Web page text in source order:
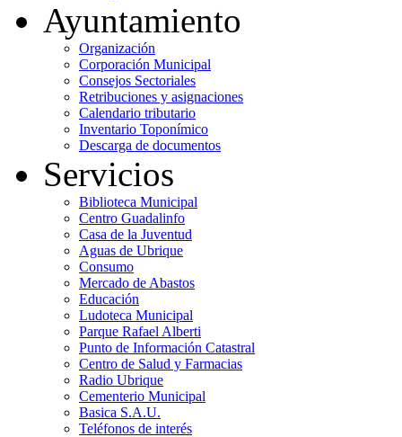
Ayuntamiento
Organización
Corporación Municipal
Consejos Sectoriales
Retribuciones y asignaciones
Calendario tributario
Inventario Toponímico
Descarga de documentos
Servicios
Biblioteca Municipal
Centro Guadalinfo
Casa de la Juventud
Aguas de Ubrique
Consumo
Mercado de Abastos
Educación
Ludoteca Municipal
Parque Rafael Alberti
Punto de Información Catastral
Centro de Salud y Farmacias
Radio Ubrique
Cementerio Municipal
Basica S.A.U.
Teléfonos de interés